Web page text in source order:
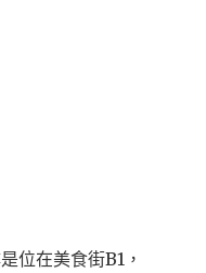
位在美食街B1，